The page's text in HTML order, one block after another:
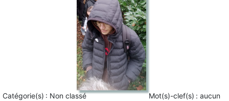
Catégorie(s) : Non classé Mot(s)-clef(s) : aucun